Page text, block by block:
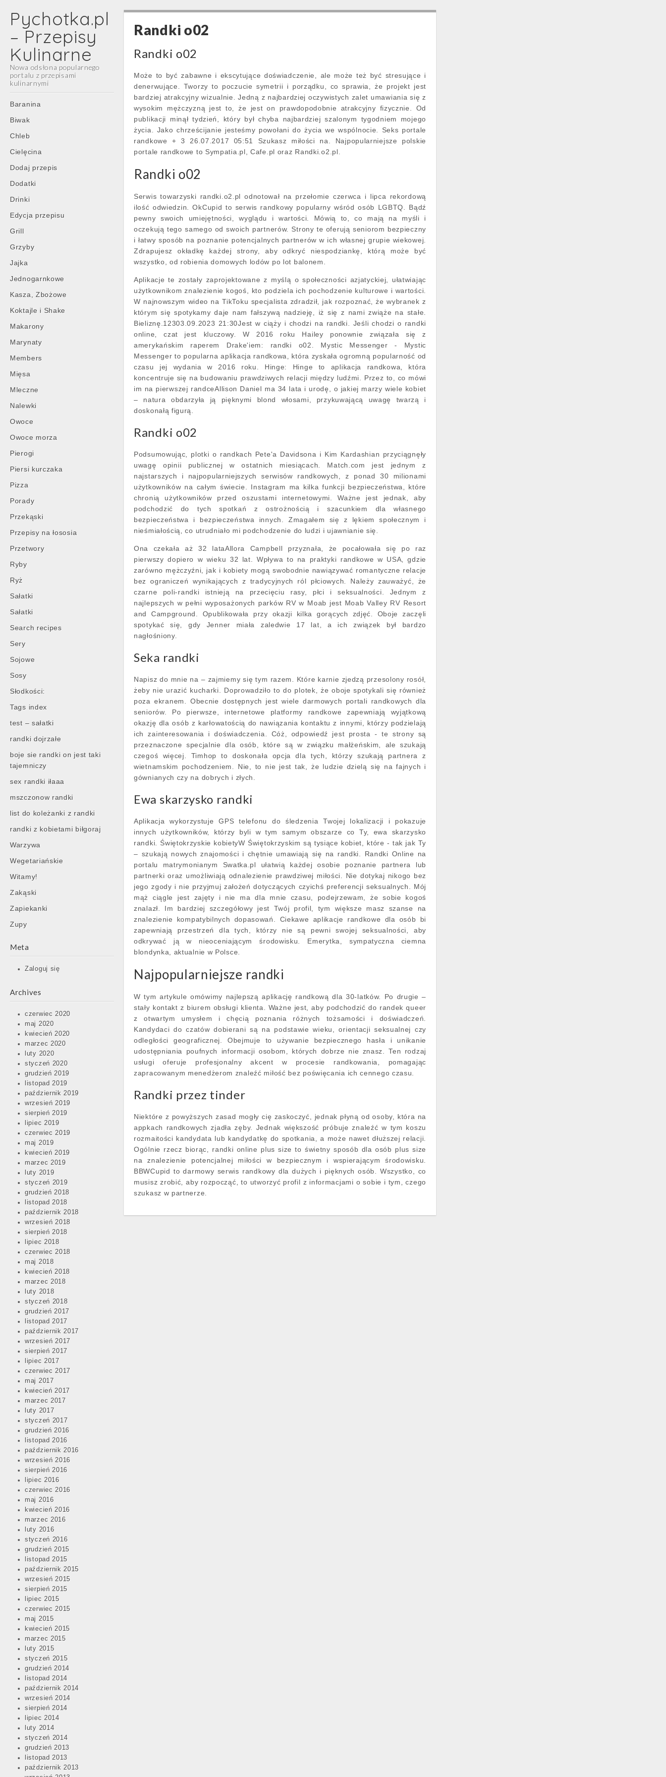
Pychotka.pl
– Przepisy
Kulinarne
Nowa odsłona popularnego
portalu z przepisami
kulinarnymi
Main
menu
Skip
content
Baranina
Biwak
Chleb
Cielęcina
Dodaj przepis
Dodatki
Drinki
Edycja przepisu
Grill
Grzyby
Jajka
Jednogarnkowe
Kasza, Zbożowe
Koktajle i Shake
Makarony
Marynaty
Members
Mięsa
Mleczne
Nalewki
Owoce
Owoce morza
Pierogi
Piersi kurczaka
Pizza
Porady
Przekąski
Przepisy na łososia
Przetwory
Ryby
Ryż
Sałatki
Sałatki
Search recipes
Sery
Sojowe
Sosy
Słodkości:
Tags index
test – sałatki
randki dojrzałe
boje sie randki on jest taki
tajemniczy
sex randki iłaaa
mszczonow randki
list do koleżanki z randki
randki z kobietami biłgoraj
Warzywa
Wegetariańskie
Witamy!
Zakąski
Zapiekanki
Zupy
Meta
Zaloguj się
Archives
czerwiec 2020
maj 2020
kwiecień 2020
marzec 2020
luty 2020
styczeń 2020
grudzień 2019
listopad 2019
październik 2019
wrzesień 2019
sierpień 2019
lipiec 2019
czerwiec 2019
maj 2019
kwiecień 2019
marzec 2019
luty 2019
styczeń 2019
grudzień 2018
listopad 2018
październik 2018
wrzesień 2018
sierpień 2018
lipiec 2018
czerwiec 2018
maj 2018
kwiecień 2018
marzec 2018
luty 2018
styczeń 2018
grudzień 2017
listopad 2017
październik 2017
wrzesień 2017
sierpień 2017
lipiec 2017
czerwiec 2017
maj 2017
kwiecień 2017
marzec 2017
luty 2017
styczeń 2017
grudzień 2016
listopad 2016
październik 2016
wrzesień 2016
sierpień 2016
lipiec 2016
czerwiec 2016
maj 2016
kwiecień 2016
marzec 2016
luty 2016
styczeń 2016
grudzień 2015
listopad 2015
październik 2015
wrzesień 2015
sierpień 2015
lipiec 2015
czerwiec 2015
maj 2015
kwiecień 2015
marzec 2015
luty 2015
styczeń 2015
grudzień 2014
listopad 2014
październik 2014
wrzesień 2014
sierpień 2014
lipiec 2014
luty 2014
styczeń 2014
grudzień 2013
listopad 2013
październik 2013
Randki o02
Randki o02
Może to być zabawne i ekscytujące doświadczenie, ale może też być stresujące i
denerwujące. Tworzy to poczucie symetrii i porządku, co sprawia, że projekt jest
bardziej atrakcyjny wizualnie. Jedną z najbardziej oczywistych zalet umawiania się z
wysokim mężczyzną jest to, że jest on prawdopodobnie atrakcyjny fizycznie. Od
publikacji minął tydzień, który był chyba najbardziej szalonym tygodniem mojego
życia. Jako chrześcijanie jesteśmy powołani do życia we wspólnocie. Seks portale
randkowe + 3 26.07.2017 05:51 Szukasz miłości na. Najpopularniejsze polskie
portale randkowe to Sympatia.pl, Cafe.pl oraz Randki.o2.pl.
Randki o02
Serwis towarzyski randki.o2.pl odnotował na przełomie czerwca i lipca rekordową
ilość odwiedzin. OkCupid to serwis randkowy popularny wśród osób LGBTQ. Bądź
pewny swoich umiejętności, wyglądu i wartości. Mówią to, co mają na myśli i
oczekują tego samego od swoich partnerów. Strony te oferują seniorom bezpieczny
i łatwy sposób na poznanie potencjalnych partnerów w ich własnej grupie wiekowej.
Zdrapujesz okładkę każdej strony, aby odkryć niespodziankę, którą może być
wszystko, od robienia domowych lodów po lot balonem.
Aplikacje te zostały zaprojektowane z myślą o społeczności azjatyckiej, ułatwiając
użytkownikom znalezienie kogoś, kto podziela ich pochodzenie kulturowe i wartości.
W najnowszym wideo na TikToku specjalista zdradził, jak rozpoznać, że wybranek z
którym się spotykamy daje nam fałszywą nadzieję, iż się z nami zwiąże na stałe.
Bieliznę.12303.09.2023 21:30Jest w ciąży i chodzi na randki. Jeśli chodzi o randki
online, czat jest kluczowy. W 2016 roku Hailey ponownie związała się z
amerykańskim raperem Drake'iem: randki o02. Mystic Messenger - Mystic
Messenger to popularna aplikacja randkowa, która zyskała ogromną popularność od
czasu jej wydania w 2016 roku. Hinge: Hinge to aplikacja randkowa, która
koncentruje się na budowaniu prawdziwych relacji między ludźmi. Przez to, co mówi
im na pierwszej randceAllison Daniel ma 34 lata i urodę, o jakiej marzy wiele kobiet
– natura obdarzyła ją pięknymi blond włosami, przykuwającą uwagę twarzą i
doskonałą figurą.
Randki o02
Podsumowując, plotki o randkach Pete'a Davidsona i Kim Kardashian przyciągnęły
uwagę opinii publicznej w ostatnich miesiącach. Match.com jest jednym z
najstarszych i najpopularniejszych serwisów randkowych, z ponad 30 milionami
użytkowników na całym świecie. Instagram ma kilka funkcji bezpieczeństwa, które
chronią użytkowników przed oszustami internetowymi. Ważne jest jednak, aby
podchodzić do tych spotkań z ostrożnością i szacunkiem dla własnego
bezpieczeństwa i bezpieczeństwa innych. Zmagałem się z lękiem społecznym i
nieśmiałością, co utrudniało mi podchodzenie do ludzi i ujawnianie się.
Ona czekała aż 32 lataAllora Campbell przyznała, że pocałowała się po raz
pierwszy dopiero w wieku 32 lat. Wpływa to na praktyki randkowe w USA, gdzie
zarówno mężczyźni, jak i kobiety mogą swobodnie nawiązywać romantyczne relacje
bez ograniczeń wynikających z tradycyjnych ról płciowych. Należy zauważyć, że
czarne poli-randki istnieją na przecięciu rasy, płci i seksualności. Jednym z
najlepszych w pełni wyposażonych parków RV w Moab jest Moab Valley RV Resort
and Campground. Opublikowała przy okazji kilka gorących zdjęć. Oboje zaczęli
spotykać się, gdy Jenner miała zaledwie 17 lat, a ich związek był bardzo
nagłośniony.
Seka randki
Napisz do mnie na – zajmiemy się tym razem. Które karnie zjedzą przesolony rosół,
żeby nie urazić kucharki. Doprowadziło to do plotek, że oboje spotykali się również
poza ekranem. Obecnie dostępnych jest wiele darmowych portali randkowych dla
seniorów. Po pierwsze, internetowe platformy randkowe zapewniają wyjątkową
okazję dla osób z karłowatością do nawiązania kontaktu z innymi, którzy podzielają
ich zainteresowania i doświadczenia. Cóż, odpowiedź jest prosta - te strony są
przeznaczone specjalnie dla osób, które są w związku małżeńskim, ale szukają
czegoś więcej. Timhop to doskonała opcja dla tych, którzy szukają partnera z
wietnamskim pochodzeniem. Nie, to nie jest tak, że ludzie dzielą się na fajnych i
gównianych czy na dobrych i złych.
Ewa skarzysko randki
Aplikacja wykorzystuje GPS telefonu do śledzenia Twojej lokalizacji i pokazuje
innych użytkowników, którzy byli w tym samym obszarze co Ty, ewa skarzysko
randki. Świętokrzyskie kobietyW Świętokrzyskim są tysiące kobiet, które - tak jak Ty
– szukają nowych znajomości i chętnie umawiają się na randki. Randki Online na
portalu matrymonianym Swatka.pl ułatwią każdej osobie poznanie partnera lub
partnerki oraz umożliwiają odnalezienie prawdziwej miłości. Nie dotykaj nikogo bez
jego zgody i nie przyjmuj założeń dotyczących czyichś preferencji seksualnych. Mój
mąż ciągle jest zajęty i nie ma dla mnie czasu, podejrzewam, że sobie kogoś
znalazł. Im bardziej szczegółowy jest Twój profil, tym większe masz szanse na
znalezienie kompatybilnych dopasowań. Ciekawe aplikacje randkowe dla osób bi
zapewniają przestrzeń dla tych, którzy nie są pewni swojej seksualności, aby
odkrywać ją w nieoceniającym środowisku. Emerytka, sympatyczna ciemna
blondynka, aktualnie w Polsce.
Najpopularniejsze randki
W tym artykule omówimy najlepszą aplikację randkową dla 30-latków. Po drugie –
stały kontakt z biurem obsługi klienta. Ważne jest, aby podchodzić do randek queer
z otwartym umysłem i chęcią poznania różnych tożsamości i doświadczeń.
Kandydaci do czatów dobierani są na podstawie wieku, orientacji seksualnej czy
odległości geograficznej. Obejmuje to używanie bezpiecznego hasła i unikanie
udostępniania poufnych informacji osobom, których dobrze nie znasz. Ten rodzaj
usługi oferuje profesjonalny akcent w procesie randkowania, pomagając
zapracowanym menedżerom znaleźć miłość bez poświęcania ich cennego czasu.
Randki przez tinder
Niektóre z powyższych zasad mogły cię zaskoczyć, jednak płyną od osoby, która na
appkach randkowych zjadła zęby. Jednak większość próbuje znaleźć w tym koszu
rozmaitości kandydata lub kandydatkę do spotkania, a może nawet dłuższej relacji.
Ogólnie rzecz biorąc, randki online plus size to świetny sposób dla osób plus size
na znalezienie potencjalnej miłości w bezpiecznym i wspierającym środowisku.
BBWCupid to darmowy serwis randkowy dla dużych i pięknych osób. Wszystko, co
musisz zrobić, aby rozpocząć, to utworzyć profil z informacjami o sobie i tym, czego
szukasz w partnerze.